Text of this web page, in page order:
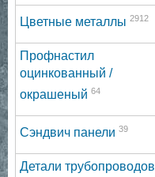
Цветные металлы 2912
Профнастил
оцинкованный /
окрашеный 64
Сэндвич панели 39
Детали трубопроводов